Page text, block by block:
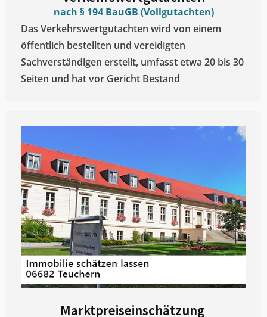
nach § 194 BauGB (Vollgutachten)
Das Verkehrswertgutachten wird von einem
öffentlich bestellten und vereidigten
Sachverständigen erstellt, umfasst etwa 20 bis 30
Seiten und hat vor Gericht Bestand
Marktpreiseinschätzung ​